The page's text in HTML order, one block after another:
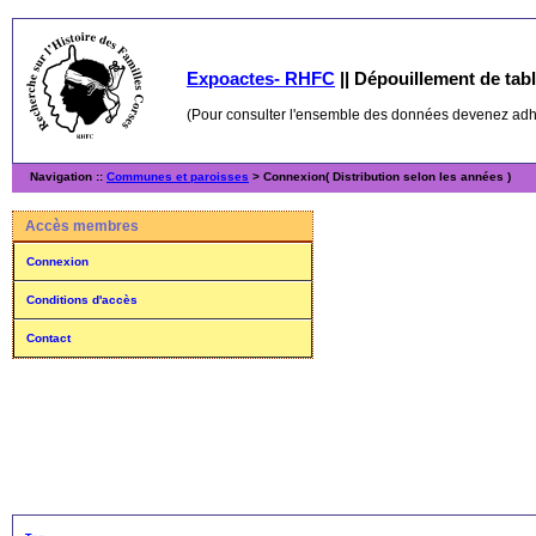
Expoactes- RHFC || Dépouillement de
(Pour consulter l'ensemble des données devenez
Navigation :: Communes et paroisses > Connexion( Distribution selon les années )
Accès membres
Connexion
Conditions d'accès
Contact